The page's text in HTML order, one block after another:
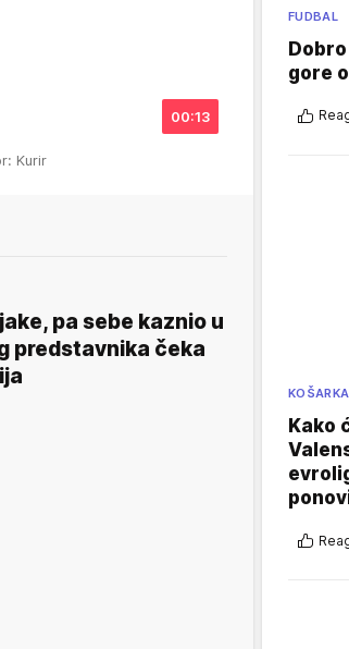
00:13
Kurir
pa sebe kaznio u
predstavnika čeka
FUDBAL
gore
KOŠARKA
Kako